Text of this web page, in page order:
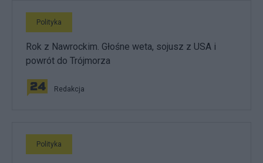
Polityka
Rok z Nawrockim. Głośne weta, sojusz z USA i
powrót do Trójmorza
Redakcja
Polityka